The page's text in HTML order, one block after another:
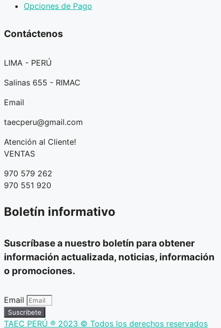
Opciones de Pago
Contáctenos
LIMA - PERÚ
Salinas 655 - RIMAC
Email
taecperu@gmail.com
Atención al Cliente!
VENTAS
970 579 262
970 551 920
Boletín informativo
Suscríbase a nuestro boletín para obtener
información actualizada, noticias, información
o promociones.
Email
Suscribete
TAEC PERÚ ® 2023 © Todos los derechos reservados